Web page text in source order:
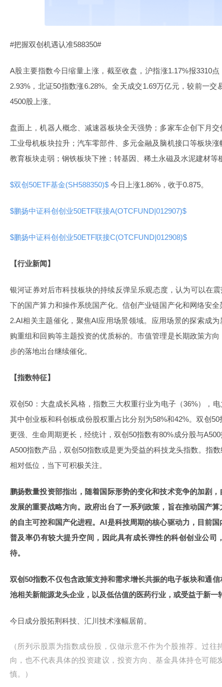
#把握双创机遇认准588350#
A股主要指数今日缩量上涨，截至收盘，沪指涨1.17%报3310
2.93%，北证50指数涨6.28%。全天成交1.69万亿元，较前一
4500股上涨。
盘面上，机器人概念、减速器板块全天强势；多家车企创下月
工业母机板块拉升；汽车零部件、多元金融及脑机接口等板块
教育板块走弱；钢铁板块下挫；转基因、稀土永磁及水泥建材等
$双创50ETF基金(SH588350)$ 今日上涨1.86%，收于0.875。
$鹏扬中证科创创业50ETF联接A(OTCFUND|012907)$
$鹏扬中证科创创业50ETF联接C(OTCFUND|012908)$
【行业新闻】
银河证券对后市科技板块的持续反弹呈乐观态度，认为可以在
下的国产算力和操作系统国产化。信创产业链国产化和网络安
2.AI相关主题催化，聚焦AI应用场景领域。应用场景的探索成
购重组和回购等主题投资的优质标的。市值管理是长期政策方
步的落地出台继续催化。
【指数特征】
双创50：大盘成长风格，指数三大权重行业为电子（36%），
其中创业板和科创板成份股权重占比分别为58%和42%。双创
更强、生命周期更长，经统计，双创50指数有80%成分股与
A500指数产品，双创50指数或是更为受益的科技龙头指数。指
相对低位，当下可积极关注。
鹏扬数量投资部指出，随着国际形势的变化和技术竞争的加剧
发展的重要战略方向。政府出台了一系列政策，旨在推动国产
的自主可控和国产化进程。AI是科技周期的核心驱动力，目前
普及率仍有较大提升空间，因此具有成长弹性的科创创业公司
待。
双创50指数不仅包含政策支持和需求增长共振的电子板块和通
池相关新能源龙头企业，以及低估值的医药行业，或受益于新一
今日成分股拓荆科技、汇川技术涨幅居前。
（所列示股票为指数成份股，仅做示意不作为个股推荐。过
向，也不代表具体的投资建议，投资方向、基金具体持仓可能
慎。）